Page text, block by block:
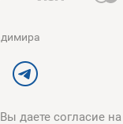
даете согласие на